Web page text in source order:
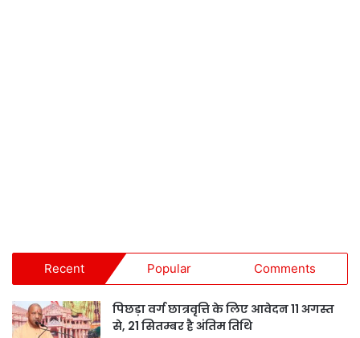
Recent Popular Comments
पिछड़ा वर्ग छात्रवृत्ति के लिए आवेदन 11 अगस्त
से, 21 सितम्बर है अंतिम तिथि